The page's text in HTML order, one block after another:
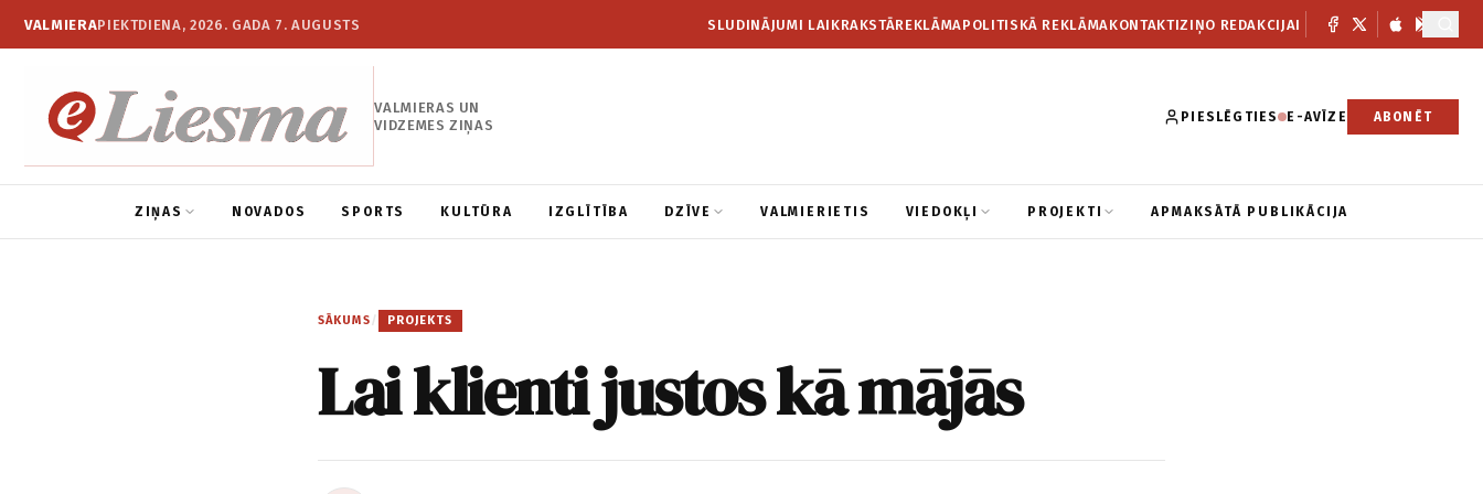
VALMIERAPIEKTDIENA, 2026. GADA 7. AUGUSTS SLUDINĀJUMI LAIKRAKSTĀREKLĀMAPOLITISKĀ REKLĀMAKONTAKTIZIŅO REDAKCIJAI
VALMIERAS UN
VIDZEMES ZIŅAS
PIESLĒGTIES E-AVĪZE ABONĒT
ZIŅAS NOVADOS SPORTS KULTŪRA IZGLĪTĪBA DZĪVE VALMIERIETIS VIEDOKĻI PROJEKTI APMAKSĀTĀ PUBLIKĀCIJA
SĀKUMS / PROJEKTS
Lai klienti justos kā mājās